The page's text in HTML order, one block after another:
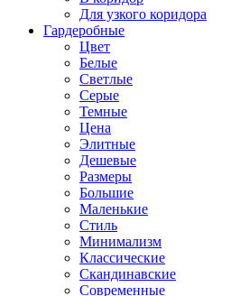
Для узкого коридора
Гардеробные
Цвет
Белые
Светлые
Серые
Темные
Цена
Элитные
Дешевые
Размеры
Большие
Маленькие
Стиль
Минимализм
Классические
Скандинавские
Современные